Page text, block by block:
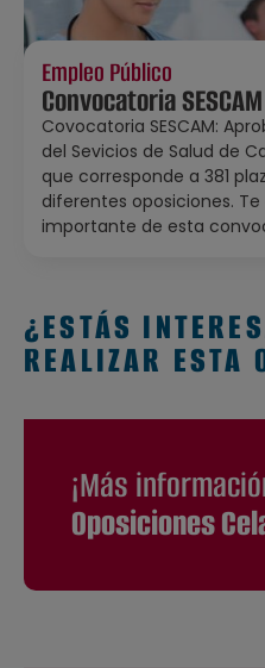
Empleo Público
Convocatoria
Covocatoria SESCAM:
del Sevicios de Salud de
que corresponde a 381
diferentes oposiciones.
importante de esta
¿ESTÁS
REALIZAR ESTA
¡Más
Oposiciones